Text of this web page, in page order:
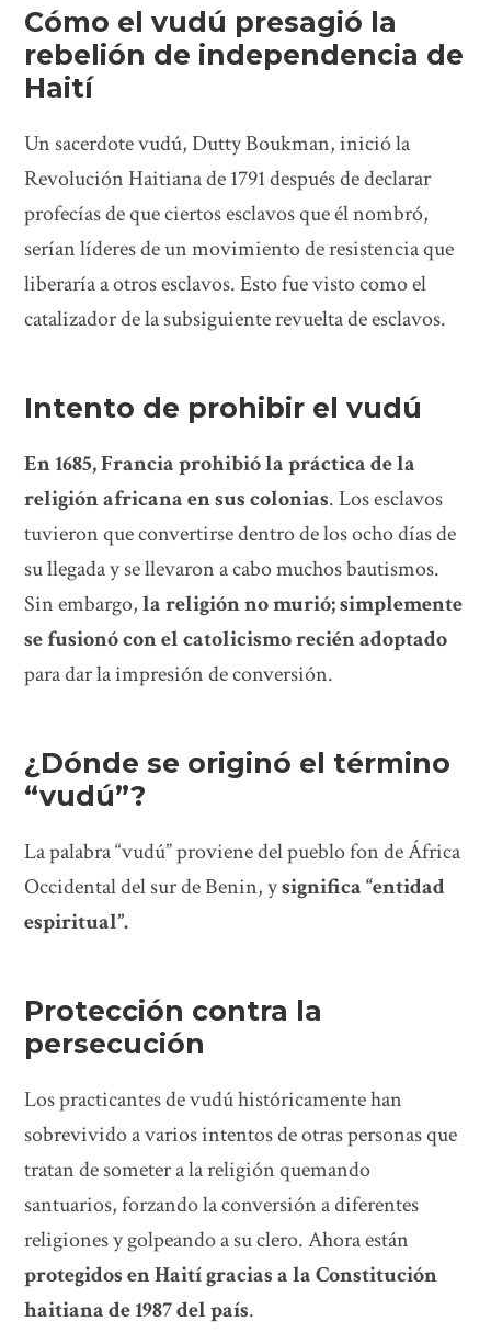
Cómo el vudú presagió la
rebelión de independencia de
Haití
Un sacerdote vudú, Dutty Boukman, inició la
Revolución Haitiana de 1791 después de declarar
profecías de que ciertos esclavos que él nombró,
serían líderes de un movimiento de resistencia que
liberaría a otros esclavos. Esto fue visto como el
catalizador de la subsiguiente revuelta de esclavos.
Intento de prohibir el vudú
En 1685, Francia prohibió la práctica de la
religión africana en sus colonias. Los esclavos
tuvieron que convertirse dentro de los ocho días de
su llegada y se llevaron a cabo muchos bautismos.
Sin embargo,la religión no murió; simplemente
se fusionó con el catolicismo recién adoptado
para dar la impresión de conversión.
¿Dónde se originó el término
“vudú”?
La palabra “vudú” proviene del pueblo fon de África
Occidental del sur de Benin, ysignifica “entidad
espiritual”.
Protección contra la
persecución
Los practicantes de vudú históricamente han
sobrevivido a varios intentos de otras personas que
tratan de someter a la religión quemando
santuarios, forzando la conversión a diferentes
religiones y golpeando a su clero. Ahora están
protegidos en Haití gracias a la Constitución
haitiana de 1987 del país.